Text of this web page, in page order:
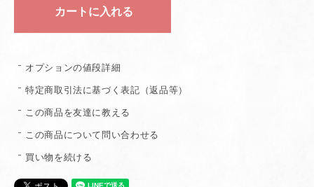
オプションの値段詳細
特定商取引法に基づく表記（返品等）
この商品を友達に教える
この商品について問い合わせる
買い物を続ける